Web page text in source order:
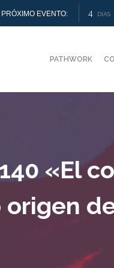
PRÓXIMO EVENTO: DÍAS
PATHWORK
«El